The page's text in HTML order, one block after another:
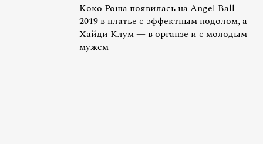
Коко Роша появилась на Angel Ball
2019 в платье с эффектным подолом, а
Хайди Клум — в органзе и с молодым
мужем